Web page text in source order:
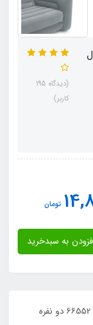
(دیدگاه 195
کاربر)
تومان
کاناپه بادی تخت خواب شو اینتکس مدل 66552 دو نفره